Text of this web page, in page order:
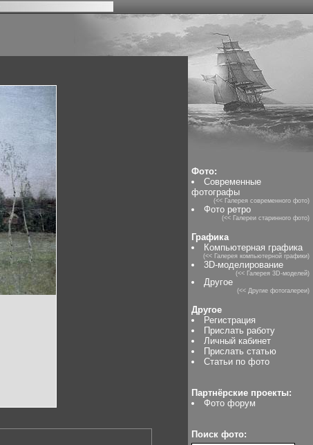
Фото:
Современные
фотографы
(<< Галерея современного фото)
Фото ретро
(<< Галереи старинного фото)
Графика
Компьютерная графика
(<< Галерея компьютерной графики)
3D-моделирование
(<< Галерея 3D-моделей)
Другое
(<< Другие фотогалереи)
Другое
Регистрация
Прислать работу
Личный кабинет
Прислать статью
Статьи по фото
Партнёрские проекты:
Фото форум
Поиск фото: